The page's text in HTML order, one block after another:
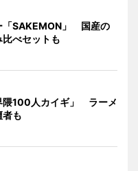
「SAKEMON」 国産の
べセットも
隈100人カイギ」 ラーメ
者も